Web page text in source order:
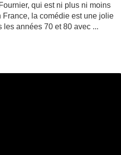
qui est ni plus ni moins
la comédie est une jolie
années 70 et 80 avec ...